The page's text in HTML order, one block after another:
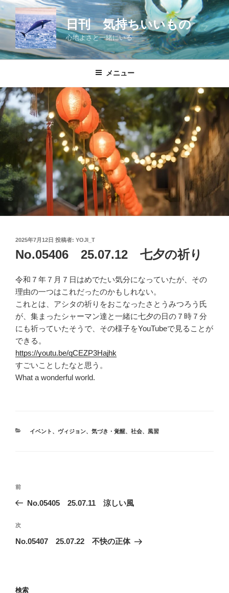
コ
ン
テ
ツ
キ
ッ
プ
日刊 気持ちいいもの
心地よさと一緒にいる
メニュー
投
稿
日:
2025年7月12日 投稿者: YOJI_T
No.05406 25.07.12 七夕の祈り
令和７年７月７日はめでたい気分になっていたが、その
理由の一つはこれだったのかもしれない。
これとは、アシタの祈りをおこなったさとうみつろう氏
が、集まったシャーマン達と一緒に七夕の日の７時７分
にも祈っていたそうで、その様子をYouTubeで見ることが
できる。
https://youtu.be/qCEZP3Hajhk
すごいことしたなと思う。
What a wonderful world.
カ
イベント 、 ヴィジョン、 気づき・覚醒、 社会、 風習
投
ビ
ゲ
前
の
稿
前
No.05405 25.07.11 涼しい風
次
の
次
No.05407 25.07.22 不快の正体
検索